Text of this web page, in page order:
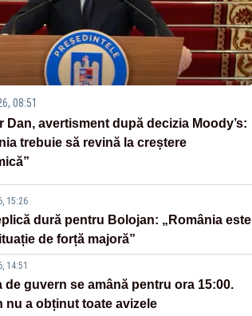
08:51
Dan, avertisment după decizia Moody’s:
trebuie să revină la creștere
15:26
dură pentru Bolojan: „România este
de forță majoră”
14:51
de guvern se amână pentru ora 15:00.
nu a obținut toate avizele